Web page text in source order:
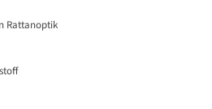
Rattanoptik